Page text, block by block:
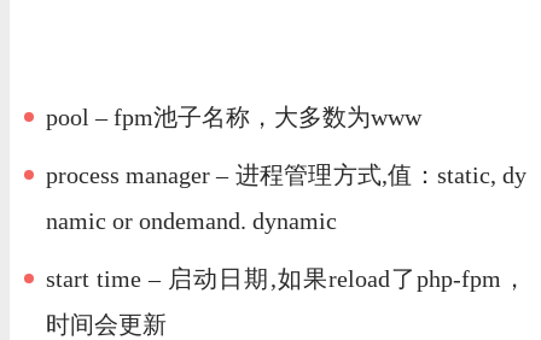
pool – fpm池子名称，大多数为www
process manager – 进程管理方式,值：static, dy
namic or ondemand. dynamic
start time – 启动日期,如果reload了php-fpm，
时间会更新